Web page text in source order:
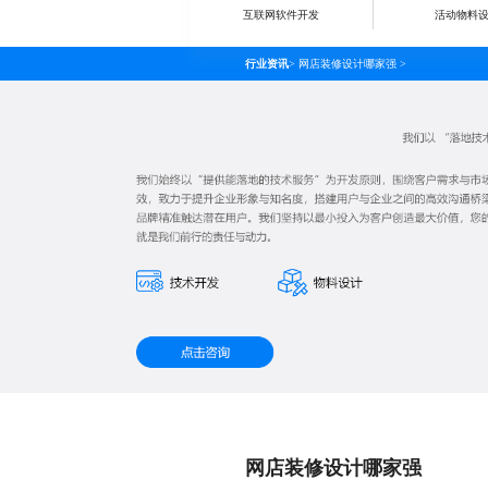
互联网软件开发 活动物料
行业资讯> 网店装修设计哪家强 >
网店装修设计哪家强